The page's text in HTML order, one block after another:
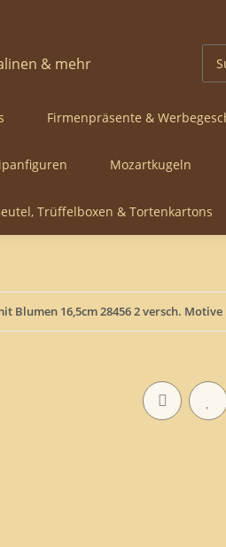
Firmenpräsente &
Mozartkugeln
Trüffelboxen & Tortenkartons
Blumen 16,5cm 28456 2 versch. Motive